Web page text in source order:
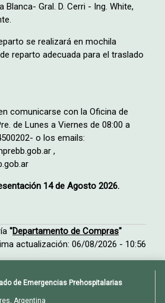
Blanca- Gral. D. Cerri - Ing. White,
se realizará en mochila
reparto adecuada para el traslado
comunicarse con la Oficina de
de Lunes a Viernes de 08:00 a
o los emails:
,
14 de Agosto 2026.
"Departamento de Compras"
actualización: 06/08/2026 - 10:56
de Emergencias Prehospitalarias
Argentina